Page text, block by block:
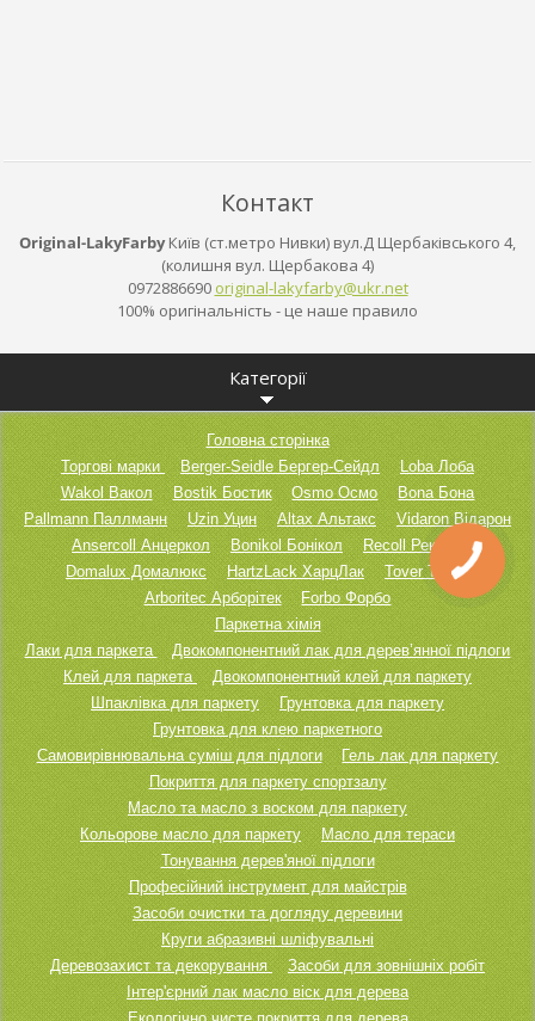
Контакт
Original-LakyFarby Київ (ст.метро Нивки) вул.Д Щербаківського 4,
(колишня вул. Щербакова 4)
0972886690 original-lakyfarby@ukr.net
100% оригінальність - це наше правило
Категорії
Головна сторінка
Торгові марки
Berger-Seidle Бергер-Сейдл
Loba Лоба
Wakol Вакол
Bostik Бостик Osmo Осмо
Bona Бона
Pallmann Паллманн
Uzin Уцин Altax Альтакс
Vidaron Відарон
Ansercoll Анцеркол
Bonikol Бонікол
Recoll Реколл
Domalux Домалюкс
HartzLack ХарцЛак
Tover Товер
Arboritec Арборітек
Forbo Форбо
Паркетна хімія
Лаки для паркета
Двокомпонентний лак для дерев’янної підлоги
Клей для паркета
Двокомпонентний клей для паркету
Шпаклівка для паркету
Грунтовка для паркету
Грунтовка для клею паркетного
Самовирівнювальна суміш для підлоги
Гель лак для паркету
Покриття для паркету спортзалу
Масло та масло з воском для паркету
Кольорове масло для паркету
Масло для тераси
Тонування дерев'яної підлоги
Професійний інструмент для майстрів
Засоби очистки та догляду деревини
Круги абразивні шліфувальні
Деревозахист та декорування
Засоби для зовнішніх робіт
Інтер'єрний лак масло віск для дерева